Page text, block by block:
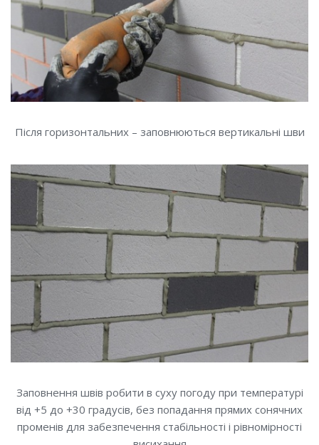
Після горизонтальних – заповнюються вертикальні шви
Заповнення швів робити в суху погоду при температурі
від +5 до +30 градусів, без попадання прямих сонячних
променів для забезпечення стабільності і рівномірності